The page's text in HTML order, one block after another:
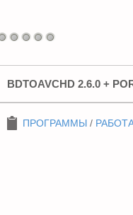
BDTOAVCHD 2.6.0 +
ПРОГРАММЫ /